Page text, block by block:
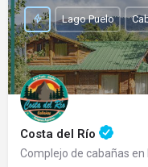
Costa del Río
Lago Puelo